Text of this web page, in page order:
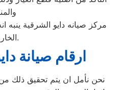
مركز صيانه دايو الشرقية ينبه
الخارجية.
ارقام صيانة
نحن نأمل ان يتم تحقيق ذلك من